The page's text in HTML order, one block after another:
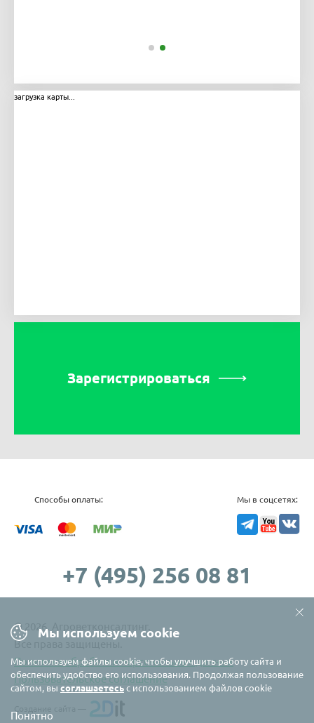
загрузка карты...
Зарегистрироваться
Способы оплаты: Мы в соцсетях:
TG YouTube
VK
+7 (495) 256 08 81
© 2026. Агроветконсалтинг.
Все права защищены.
Политика обработки персональных данных
Пользовательское соглашение
Мы используем cookie
Мы используем файлы cookie, чтобы улучшить работу сайта и
обеспечить удобство его использования. Продолжая пользование
сайтом, вы соглашаетесь с использованием файлов cookie
Понятно